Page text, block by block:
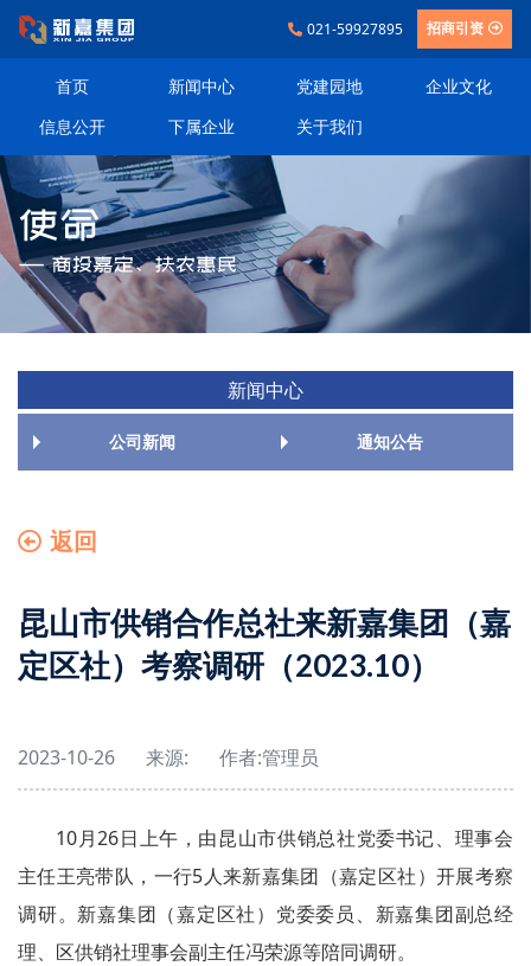
021-59927895 招商引资
首页 新闻中心 党建园地
企业文化
信息公开
下属企业 关于我们
新闻中心
公司新闻 通知公告
返回
昆山市供销合作总社来新嘉集团（嘉
定区社）考察调研（2023.10）
2023-10-26 来源: 作者:管理员
10月26日上午，由昆山市供销总社党委书记、理事会
主任王亮带队，一行5人来新嘉集团（嘉定区社）开展考察
调研。新嘉集团（嘉定区社）党委委员、新嘉集团副总经
理、区供销社理事会副主任冯荣源等陪同调研。